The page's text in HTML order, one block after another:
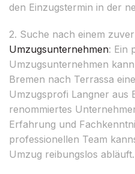
den Einzugstermin in der
2. Suche nach einem
Umzugsunternehmen: Ein
Umzugsunternehmen
Bremen nach Terrassa
Umzugsprofi Langner aus
renommiertes
Erfahrung und
professionellen Team
Umzug reibungslos abläuft.